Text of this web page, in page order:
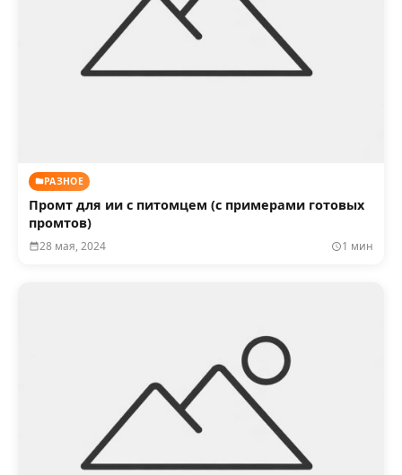
РАЗНОЕ
Промт для ии с питомцем (с примерами готовых
промтов)
28 мая, 2024 1 мин